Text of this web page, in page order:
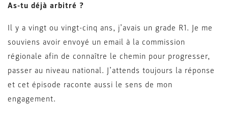
As-tu déjà arbitré ?
Il y a vingt ou vingt-cinq ans, j’avais un grade R1. Je me
souviens avoir envoyé un email à la commission
régionale afin de connaître le chemin pour progresser,
passer au niveau national. J’attends toujours la réponse
et cet épisode raconte aussi le sens de mon
engagement.